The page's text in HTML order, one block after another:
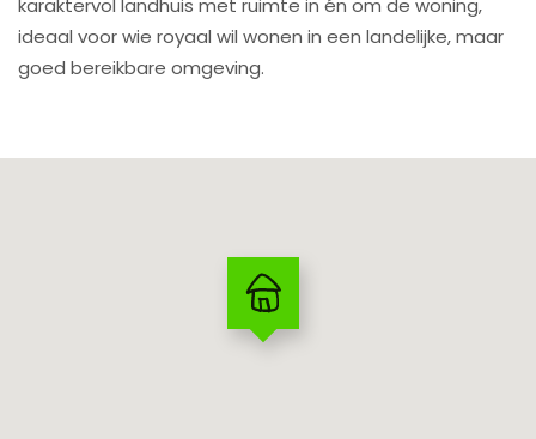
karaktervol landhuis met ruimte in én om de woning,
ideaal voor wie royaal wil wonen in een landelijke, maar
goed bereikbare omgeving.